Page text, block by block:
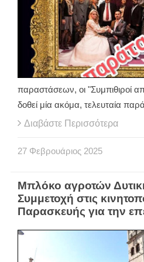
παραστάσεων, οι "Συμπιθιροί
δοθεί μία ακόμα, τελευταία
Διαβάστε Περισσότερα
27 Φεβρουάριος 2025
Μπλόκο αγροτών
Συμμετοχή στις
Παρασκευής για την